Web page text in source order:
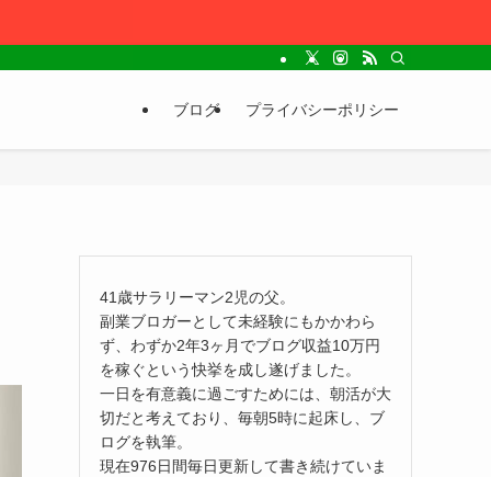
ブログ プライバシーポリシー
41歳サラリーマン2児の父。
副業ブロガーとして未経験にもかかわら
ず、わずか2年3ヶ月でブログ収益10万円
を稼ぐという快挙を成し遂げました。
一日を有意義に過ごすためには、朝活が大
切だと考えており、毎朝5時に起床し、ブ
ログを執筆。
現在976日間毎日更新して書き続けていま